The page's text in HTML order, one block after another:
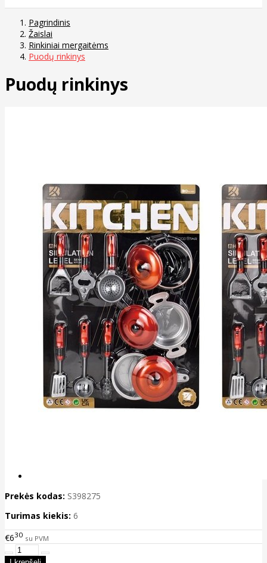
Pagrindinis
Žaislai
Rinkiniai mergaitėms
Puodų rinkinys
Puodų rinkinys
Prekės kodas: S398275
Turimas kiekis: 6
€630 su PVM